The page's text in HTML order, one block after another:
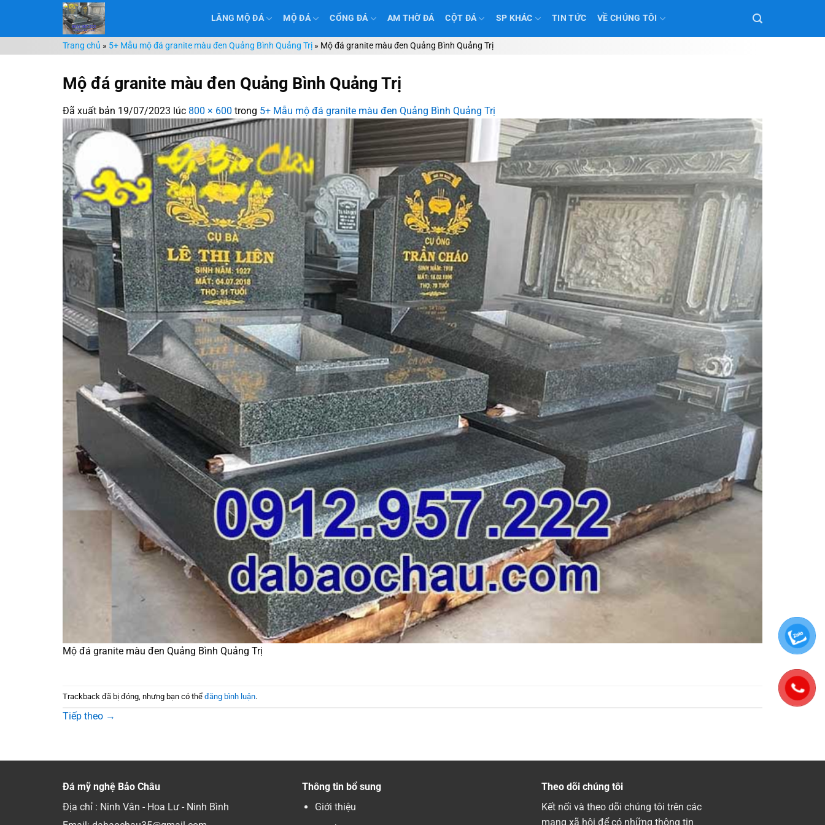
nội
dung
LĂNG MỘ ĐÁ MỘ ĐÁ CỔNG ĐÁ AM THỜ ĐÁ CỘT ĐÁ SP KHÁC TIN TỨC VỀ CHÚNG TÔI
Trang chủ » 5+ Mẫu mộ đá granite màu đen Quảng Bình Quảng Trị » Mộ đá granite màu đen Quảng Bình Quảng Trị
Mộ đá granite màu đen Quảng Bình Quảng Trị
Đã xuất bản 19/07/2023 lúc 800 × 600 trong 5+ Mẫu mộ đá granite màu đen Quảng Bình Quảng Trị
Mộ đá granite màu đen Quảng Bình Quảng Trị
Trackback đã bị đóng, nhưng bạn có thể đăng bình luận.
Tiếp theo →
Đá mỹ nghệ Bảo Châu
Địa chỉ : Ninh Vân - Hoa Lư - Ninh Bình
Thông tin bổ sung
Giới thiệu
Theo dõi chúng tôi
Kết nối và theo dõi chúng tôi trên các
mạng xã hội để có những thông tin